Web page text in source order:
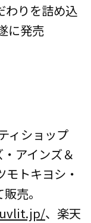
りを詰め込
に発売
ィショップ
アインズ＆
トキヨシ・
売。
、楽天